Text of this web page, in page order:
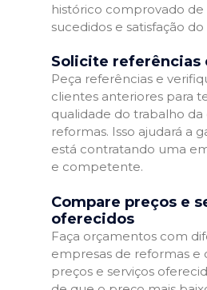
histórico comprovado
sucedidos e satisfação
Solicite referências
Peça referências e
clientes anteriores para
qualidade do trabalho
reformas. Isso ajudará a
está contratando uma
e competente.
Compare preços e
oferecidos
Faça orçamentos com
empresas de reformas e
preços e serviços